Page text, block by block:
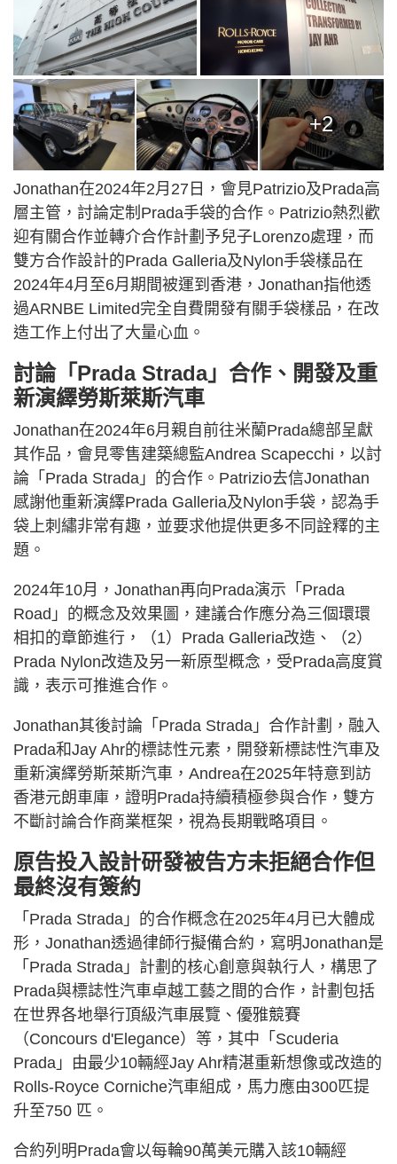
+2
Jonathan在2024年2月27日，會見Patrizio及Prada高
層主管，討論定制Prada手袋的合作。Patrizio熱烈歡
迎有關合作並轉介合作計劃予兒子Lorenzo處理，而
雙方合作設計的Prada Galleria及Nylon手袋樣品在
2024年4月至6月期間被運到香港，Jonathan指他透
過ARNBE Limited完全自費開發有關手袋樣品，在改
造工作上付出了大量心血。
討論「Prada Strada」合作、開發及重
新演繹勞斯萊斯汽車
Jonathan在2024年6月親自前往米蘭Prada總部呈獻
其作品，會見零售建築總監Andrea Scapecchi，以討
論「Prada Strada」的合作。Patrizio去信Jonathan
感謝他重新演繹Prada Galleria及Nylon手袋，認為手
袋上刺繡非常有趣，並要求他提供更多不同詮釋的主
題。
2024年10月，Jonathan再向Prada演示「Prada
Road」的概念及效果圖，建議合作應分為三個環環
相扣的章節進行，（1）Prada Galleria改造、（2）
Prada Nylon改造及另一新原型概念，受Prada高度賞
識，表示可推進合作。
Jonathan其後討論「Prada Strada」合作計劃，融入
Prada和Jay Ahr的標誌性元素，開發新標誌性汽車及
重新演繹勞斯萊斯汽車，Andrea在2025年特意到訪
香港元朗車庫，證明Prada持續積極參與合作，雙方
不斷討論合作商業框架，視為長期戰略項目。
原告投入設計研發被告方未拒絕合作但
最終沒有簽約
「Prada Strada」的合作概念在2025年4月已大體成
形，Jonathan透過律師行擬備合約，寫明Jonathan是
「Prada Strada」計劃的核心創意與執行人，構思了
Prada與標誌性汽車卓越工藝之間的合作，計劃包括
在世界各地舉行頂級汽車展覽、優雅競賽
（Concours d'Elegance）等，其中「Scuderia
Prada」由最少10輛經Jay Ahr精湛重新想像或改造的
Rolls-Royce Corniche汽車組成，馬力應由300匹提
升至750 匹。
合約列明Prada會以每輪90萬美元購入該10輛經